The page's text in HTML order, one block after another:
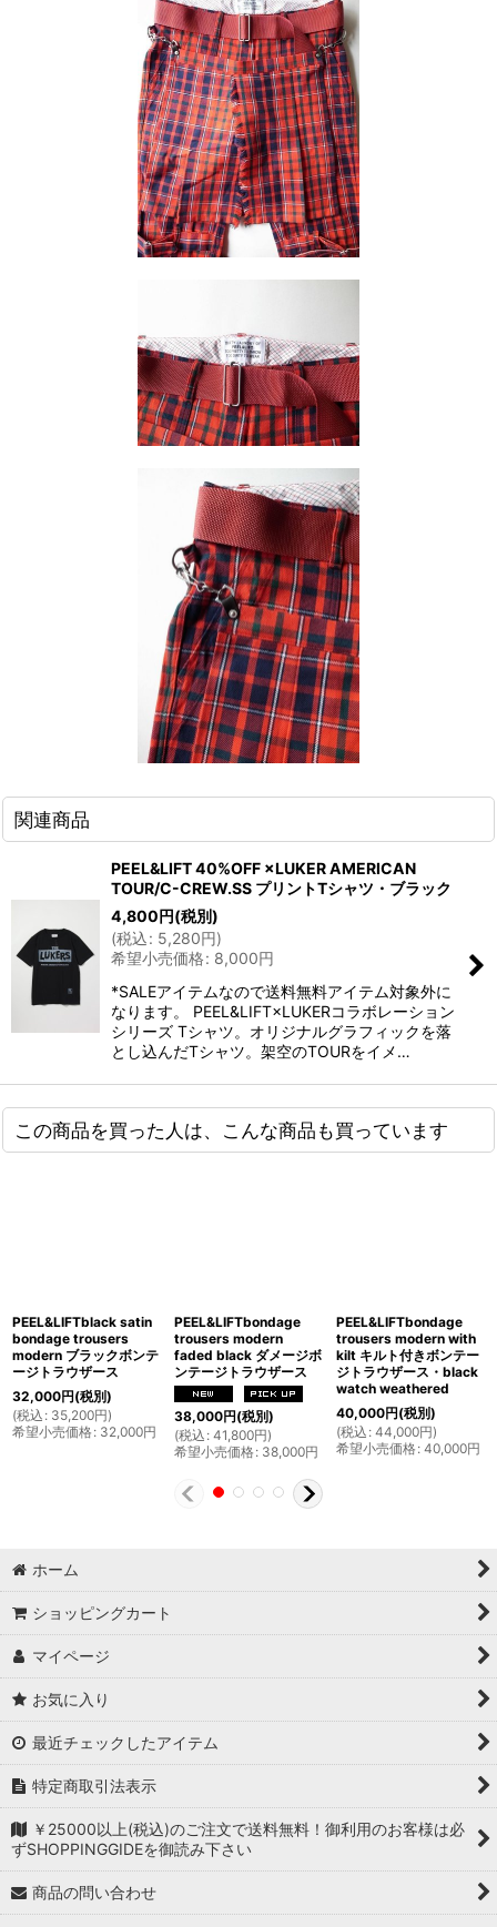
関連商品
PEEL&LIFT 40%OFF ×LUKER AMERICAN
TOUR/C-CREW.SS プリントTシャツ・ブラック
4,800円(税別)
(税込: 5,280円)
希望小売価格: 8,000円
*SALEアイテムなので送料無料アイテム対象外に
なります。 PEEL&LIFT×LUKERコラボレーション
シリーズ Tシャツ。オリジナルグラフィックを落
とし込んだTシャツ。架空のTOURをイメ…
この商品を買った人は、こんな商品も買っています
PEEL&LIFTblack satin
bondage trousers
modern ブラックボンテ
ージトラウザース
32,000円(税別)
(税込 : 35,200円)
希望小売価格: 32,000円
PEEL&LIFTbondage
trousers modern
faded black ダメージボ
ンテージトラウザース
38,000円(税別)
(税込 : 41,800円)
希望小売価格: 38,000円
PEEL&LIFTbondage
trousers modern with
kilt キルト付きボンテー
ジトラウザース・black
watch weathered
40,000円(税別)
(税込 : 44,000円)
希望小売価格: 40,000円
ホーム
ショッピングカート
マイページ
お気に入り
最近チェックしたアイテム
特定商取引法表示
￥25000以上(税込)のご注文で送料無料！御利用のお客様は必
ずSHOPPINGGIDEを御読み下さい
商品の問い合わせ